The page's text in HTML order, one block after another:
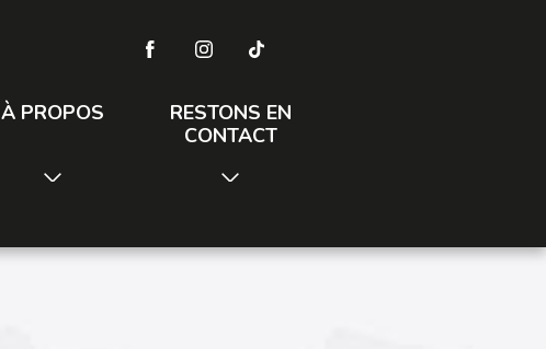
À PROPOS
RESTONS EN
CONTACT